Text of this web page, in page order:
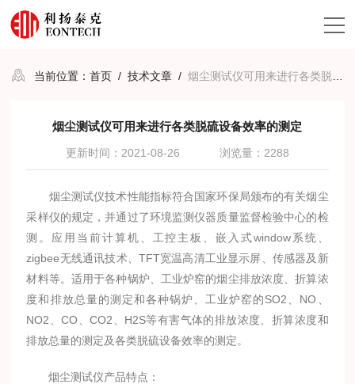
当前位置：首页 /技术文章 /烟尘测试仪可用来进行各类脱硫设备效率的测定
烟尘测试仪可用来进行各类脱硫设备效率的测定
更新时间：2021-08-26 浏览量：2288
烟尘测试仪技术性能指标符合国家环保局颁布的有关烟尘
采样仪的规定，并通过了环境监测仪器质量监督检验中心的检
测。应用当前计算机、工控主板、嵌入式window系统、
zigbee无线通讯技术、TFT宽温高清工业显示屏、传感器及新
材料等。适用于各种锅炉、工业炉窑的烟尘排放浓度、折算浓
度和排放总量的测定和各种锅炉、工业炉窑的SO2、NO、
NO2、CO、CO2、H2S等有害气体的排放浓度、折算浓度和
排放总量的测定及各类脱硫设备效率的测定。
烟尘测试仪产品特点：